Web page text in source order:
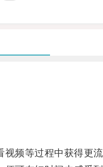
频等过程中获得更流